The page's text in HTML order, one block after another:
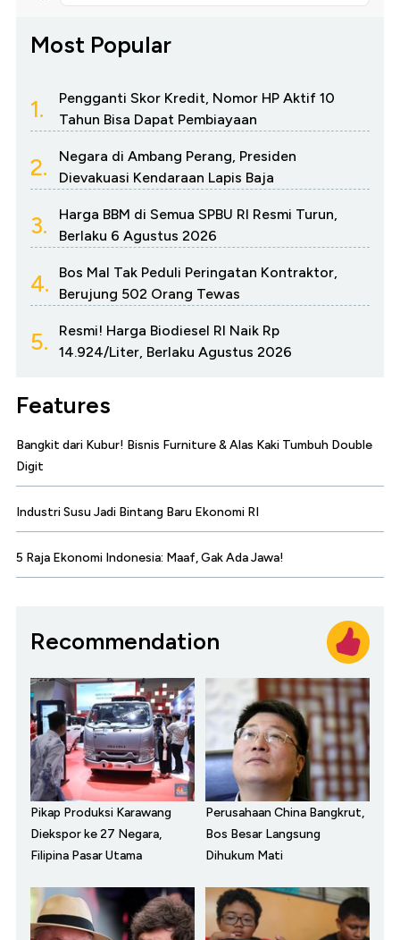
Most Popular
1.
Pengganti Skor Kredit, Nomor HP Aktif 10
Tahun Bisa Dapat Pembiayaan
2.
Negara di Ambang Perang, Presiden
Dievakuasi Kendaraan Lapis Baja
3.
Harga BBM di Semua SPBU RI Resmi Turun,
Berlaku 6 Agustus 2026
4.
Bos Mal Tak Peduli Peringatan Kontraktor,
Berujung 502 Orang Tewas
5.
Resmi! Harga Biodiesel RI Naik Rp
14.924/Liter, Berlaku Agustus 2026
Features
Bangkit dari Kubur! Bisnis Furniture & Alas Kaki Tumbuh Double
Digit
Industri Susu Jadi Bintang Baru Ekonomi RI
5 Raja Ekonomi Indonesia: Maaf, Gak Ada Jawa!
Recommendation
Pikap Produksi Karawang
Diekspor ke 27 Negara,
Filipina Pasar Utama
Perusahaan China Bangkrut,
Bos Besar Langsung
Dihukum Mati